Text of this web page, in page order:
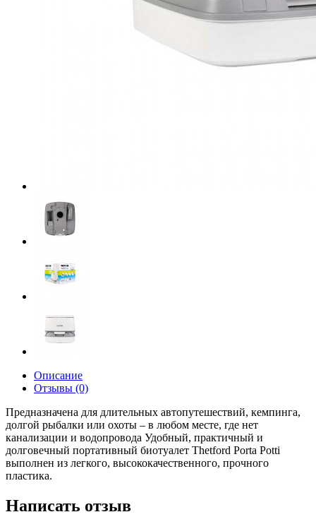
Описание
Отзывы (0)
Предназначена для длительных автопутешествий, кемпинга,
долгой рыбалки или охоты – в любом месте, где нет
канализации и водопровода Удобный, практичный и
долговечный портативный биотуалет Thetford Porta Potti
выполнен из легкого, высококачественного, прочного
пластика.
Написать отзыв